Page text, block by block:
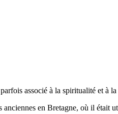
associé à la spiritualité et à
en Bretagne, où il était